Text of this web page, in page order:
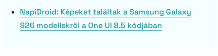
NapiDroid: Képeket találtak a Samsung Galaxy
S26 modellekről a One UI 8.5 kódjában